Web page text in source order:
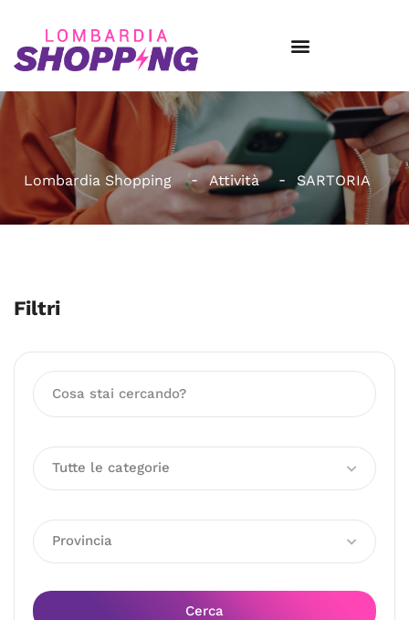
Lombardia Shopping Attività SARTORIA
Filtri
Tutte le categorie
Provincia
Cerca